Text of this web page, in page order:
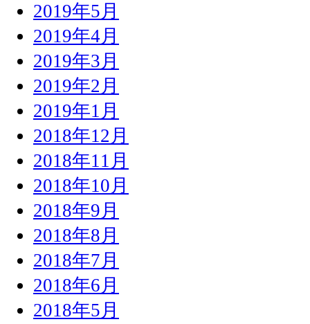
2019年5月
2019年4月
2019年3月
2019年2月
2019年1月
2018年12月
2018年11月
2018年10月
2018年9月
2018年8月
2018年7月
2018年6月
2018年5月